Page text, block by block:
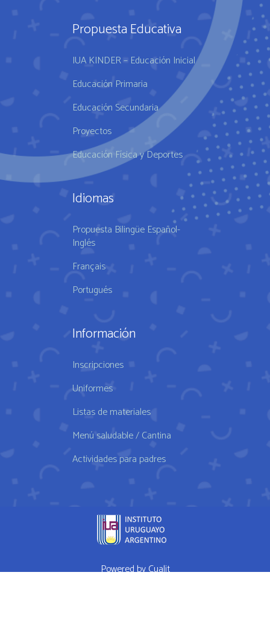
Propuesta Educativa
IUA KINDER – Educación Inicial
Educación Primaria
Educación Secundaria
Proyectos
Educación Física y Deportes
Idiomas
Propuesta Bilingüe Español-
Inglés
Français
Portugués
Información
Inscripciones
Uniformes
Listas de materiales
Menú saludable / Cantina
Actividades para padres
Powered byCualit